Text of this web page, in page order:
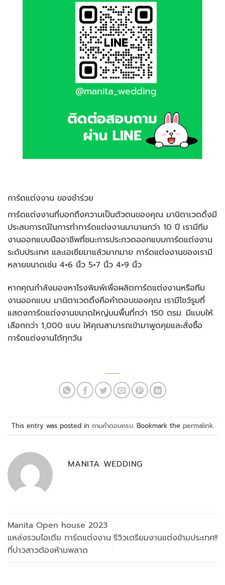
การ์ดแต่งงาน ของชำร่วย
การ์ดแต่งงานที่บอกถึงความเป็นตัวตนของคุณ มานิตาเวดดิ้งมี
ประสบการณ์ในการทำการ์ดแต่งงานมานานกว่า 10 ปี เรามีทีม
งานออกแบบมืออาชีพที่ชนะการประกวดออกแบบการ์ดแต่งงาน
ระดับประเทศ และเอเชียมาแล้วมากมาย การ์ดแต่งงานของเรามี
หลายขนาดเช่น 4×6 นิ้ว 5×7 นิ้ว 4×9 นิ้ว
หากคุณกำลังมองหาโรงพิมพ์เพื่อผลิตการ์ดแต่งงานหรือทีม
งานออกแบบ มานิตาเวดดิ้งคือคำตอบของคุณ เรามีโชว์รูมที่
แสดงการ์ดแต่งงานขนาดใหญ่บนพื้นที่กว่า 150 ตรม. มีแบบให้
เลือกกว่า 1,000 แบบ ให้คุณสามารถเข้ามาพูดคุยและสั่งซื้อ
การ์ดแต่งงานได้ทุกวัน
This entry was posted in ถามคำตอบครบ. Bookmark the permalink.
MANITA WEDDING
Manita Open house 2023
แหล่งรวมไอเดีย การ์ดแต่งงาน
ที่บ่าวสาวต้องห้ามพลาด
รีวิวเตรียมงานแต่งข้ามประเทศ!!